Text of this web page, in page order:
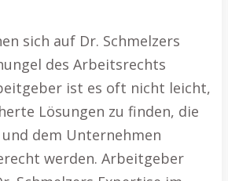
sich auf Dr. Schmelzers
des Arbeitsrechts
ist es oft nicht leicht,
Lösungen zu finden, die
dem Unternehmen
werden. Arbeitgeber